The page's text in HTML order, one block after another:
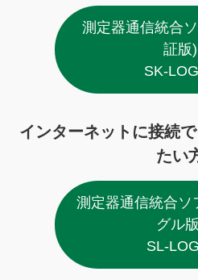
測定器通信統合
証版)
SK-
インターネットに接続
たい
測定器通信統合ソ
グル
SL-